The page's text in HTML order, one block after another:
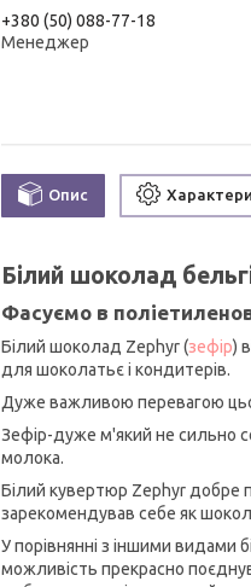
+380 (50) 088-77-18
Менеджер
Опис
Білий шоколад
Фасуємо в
Білий шоколад Zephyr (зефір)
для шоколатьє і кондитерів.
Дуже важливою перевагою
Зефір-дуже м'який не сильно
молока.
Білий кувертюр Zephyr добре
зарекомендував себе як
У порівнянні з іншими
можливість прекрасно